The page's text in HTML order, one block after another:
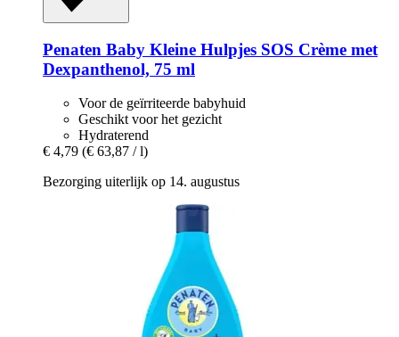
Penaten Baby Kleine Hulpjes SOS Crème met
Dexpanthenol, 75 ml
Voor de geïrriteerde babyhuid
Geschikt voor het gezicht
Hydraterend
€ 4,79 (€ 63,87 / l)
Bezorging uiterlijk op 14. augustus